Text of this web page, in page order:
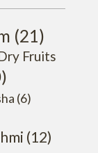
(21)
Fruits
(6)
(12)